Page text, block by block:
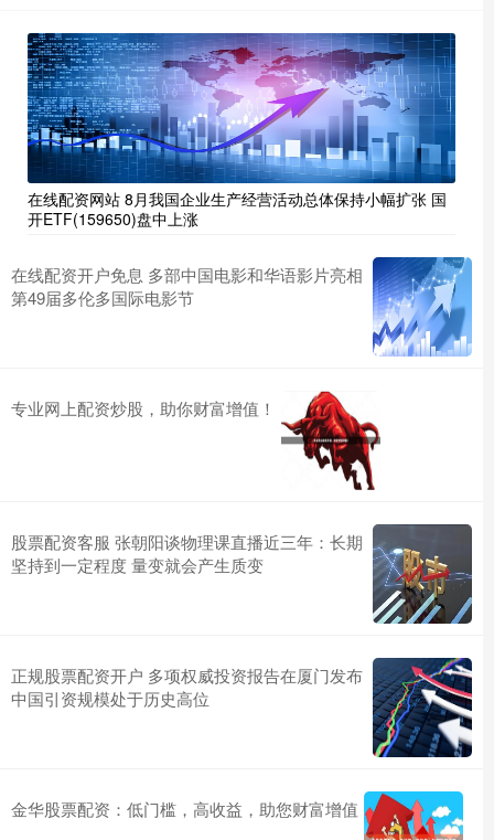
在线配资网站 8月我国企业生产经营活动总体保持小幅扩张 国
开ETF(159650)盘中上涨
在线配资开户免息 多部中国电影和华语影片亮相
第49届多伦多国际电影节
专业网上配资炒股，助你财富增值！
股票配资客服 张朝阳谈物理课直播近三年：长期
坚持到一定程度 量变就会产生质变
正规股票配资开户 多项权威投资报告在厦门发布
中国引资规模处于历史高位
金华股票配资：低门槛，高收益，助您财富增值